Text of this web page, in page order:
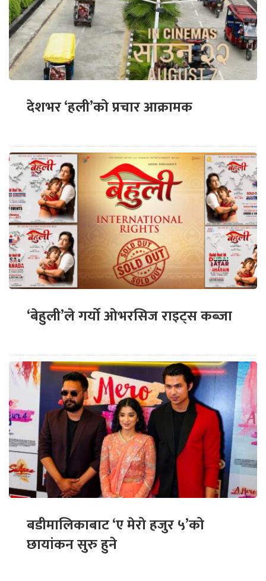
देशभर ‘हली’को प्रचार आक्रामक
‘बेहुली’ले गर्यो ओभरसिज राइट्स कब्जा
बडीमालिकाबाट ‘ए मेरो हजुर ५’को
छायांकन सुरु हुने